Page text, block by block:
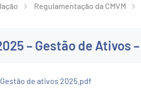
Regulamentação da CMVM
– Gestão de Ativos
de ativos 2025.pdf